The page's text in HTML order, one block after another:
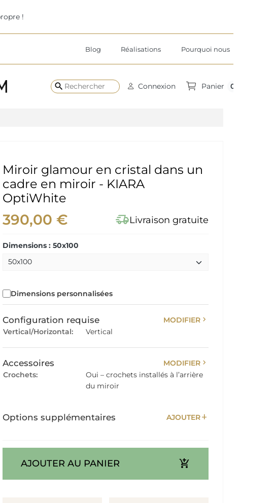
!
Blog Réalisations Pourquoi nous
search Connexion Panier 0
Miroir glamour en cristal dans un
cadre en miroir - KIARA
OptiWhite
390,00 € delivery_truck_speedLivraison gratuite
Dimensions : 50x100
Dimensions personnalisées
Configuration requise MODIFIER chevron_right
Vertical/Horizontal: Vertical
Accessoires MODIFIER chevron_right
Crochets:
Oui – crochets installés à l’arrière
du miroir
Options supplémentaires AJOUTERadd
AJOUTER AU PANIER add_shopping_cart